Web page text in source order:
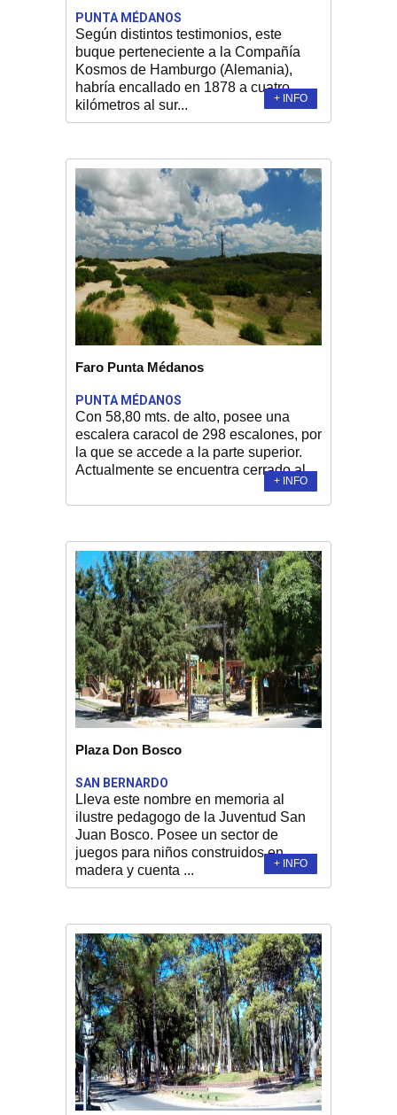
PUNTA MÉDANOS
Según distintos testimonios, este
buque perteneciente a la Compañía
Kosmos de Hamburgo (Alemania),
habría encallado en 1878 a cuatro
kilómetros al sur...
+ INFO
Faro Punta Médanos
PUNTA MÉDANOS
Con 58,80 mts. de alto, posee una
escalera caracol de 298 escalones, por
la que se accede a la parte superior.
Actualmente se encuentra cerrado al...
+ INFO
Plaza Don Bosco
SAN BERNARDO
Lleva este nombre en memoria al
ilustre pedagogo de la Juventud San
Juan Bosco. Posee un sector de
juegos para niños construidos en
madera y cuenta ...
+ INFO